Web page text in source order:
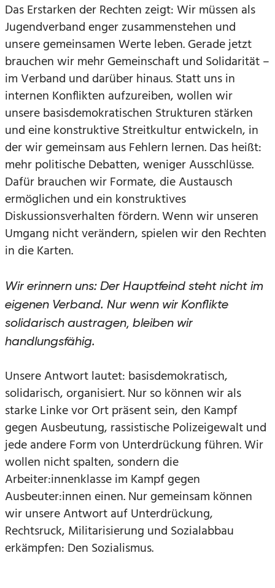
Das Erstarken der Rechten zeigt: Wir müssen als
Jugendverband enger zusammenstehen und
unsere gemeinsamen Werte leben. Gerade jetzt
brauchen wir mehr Gemeinschaft und Solidarität –
im Verband und darüber hinaus. Statt uns in
internen Konflikten aufzureiben, wollen wir
unsere basisdemokratischen Strukturen stärken
und eine konstruktive Streitkultur entwickeln, in
der wir gemeinsam aus Fehlern lernen. Das heißt:
mehr politische Debatten, weniger Ausschlüsse.
Dafür brauchen wir Formate, die Austausch
ermöglichen und ein konstruktives
Diskussionsverhalten fördern. Wenn wir unseren
Umgang nicht verändern, spielen wir den Rechten
in die Karten.
Wir erinnern uns: Der Hauptfeind steht nicht im
eigenen Verband. Nur wenn wir Konflikte
solidarisch austragen, bleiben wir
handlungsfähig.
Unsere Antwort lautet: basisdemokratisch,
solidarisch, organisiert. Nur so können wir als
starke Linke vor Ort präsent sein, den Kampf
gegen Ausbeutung, rassistische Polizeigewalt und
jede andere Form von Unterdrückung führen. Wir
wollen nicht spalten, sondern die
Arbeiter:innenklasse im Kampf gegen
Ausbeuter:innen einen. Nur gemeinsam können
wir unsere Antwort auf Unterdrückung,
Rechtsruck, Militarisierung und Sozialabbau
erkämpfen: Den Sozialismus.